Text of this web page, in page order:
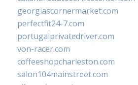
georgiascornermarket.com
perfectfit24-7.com
portugalprivatedriver.com
von-racer.com
coffeeshopcharleston.com
salon104mainstreet.com